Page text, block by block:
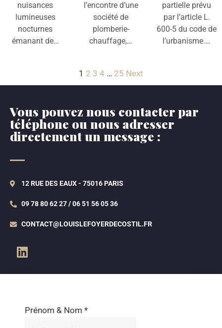
nuisances
lumineuses
nocturnes
émanant de…
l’encontre d’une
société de
plomberie-
chauffage,…
partielle prévu
par l’article L.
600-5 du code de
l’urbanisme.…
1 2 3 4 … 25 Next
Vous pouvez nous contacter par
téléphone ou nous adresser
directement un message :
12 RUE DES EAUX - 75016 PARIS
09 78 80 62 27 / 06 51 56 05 36
CONTACT@LOUISLEFOYERDECOSTIL.FR
Prénom & Nom *